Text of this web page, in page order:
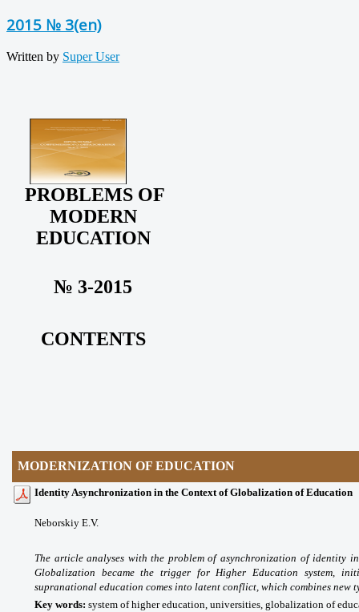
2015 № 3(en)
Written by Super User
PROBLEMS OF
MODERN
EDUCATION
№ 3-2015
CONTENTS
MODERNIZATION OF EDUCATION
Identity Asynchronization in the Context of Globalization of Education
Neborskiy E.V.
The article analyses with the problem of asynchronization of identity
Globalization became the trigger for Higher Education system,
supranational education comes into latent conflict, which combines new
Key words: system of higher education, universities, globalization of